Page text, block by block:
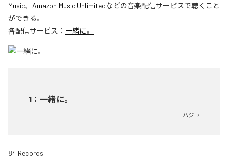
Music、 Amazon Music Unlimitedなどの音楽配信サービスで聴くこと
ができる。
各配信サービス： 一緒に。
1 ： 一緒に。
ハジ→
84 Records